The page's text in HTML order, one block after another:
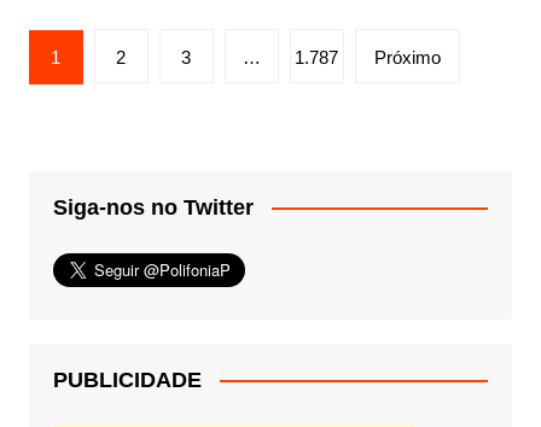
Paginação
de
1 2 3 … 1.787 Próximo
Siga-nos no Twitter
PUBLICIDADE